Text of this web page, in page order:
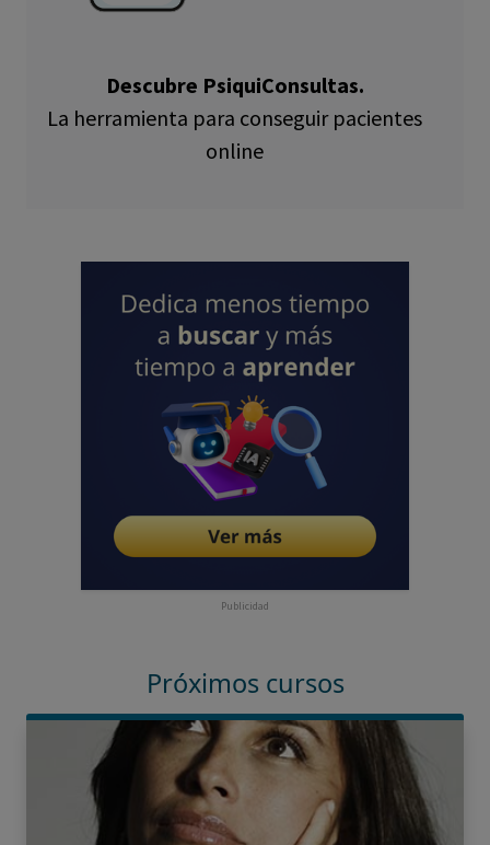
Descubre PsiquiConsultas.
La herramienta para conseguir pacientes
online
Publicidad
Próximos cursos